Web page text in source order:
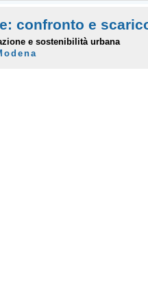
confronto e
e sostenibilità urbana